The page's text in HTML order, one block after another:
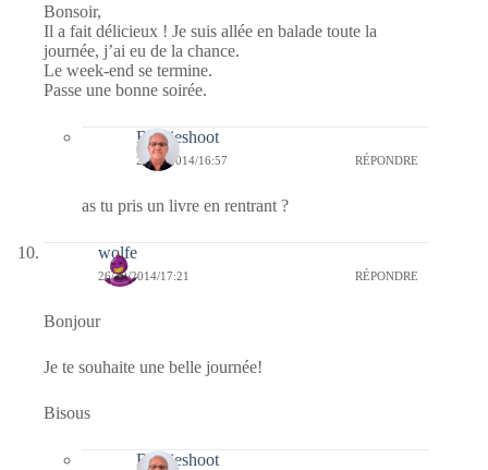
Bonsoir,
Il a fait délicieux ! Je suis allée en balade toute la
journée, j’ai eu de la chance.
Le week-end se termine.
Passe une bonne soirée.
Bernieshoot
27/10/2014/16:57 RÉPONDRE
as tu pris un livre en rentrant ?
wolfe
26/10/2014/17:21 RÉPONDRE
Bonjour
Je te souhaite une belle journée!
Bisous
Bernieshoot